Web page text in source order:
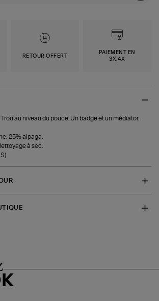
RETOUR OFFERT
PAIEMENT EN
3X,4X
au niveau du pouce. Un badge et un médiator.
25% alpaga.
à sec.